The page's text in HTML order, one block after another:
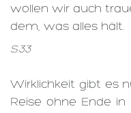
wollen wir auch
dem, was alles hält.
S.33
Wirklichkeit gibt es
Reise ohne Ende in